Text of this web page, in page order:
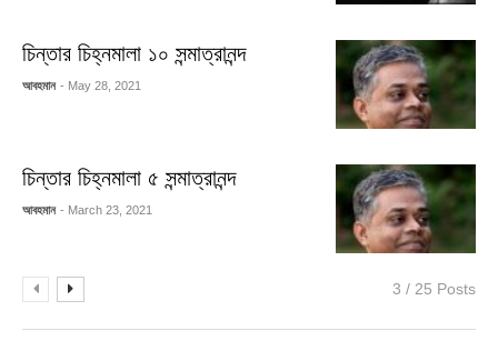
চিন্তার চিহ্নমালা ১০ সন্মাত্রানন্দ
আবহমান - May 28, 2021
চিন্তার চিহ্নমালা ৫ সন্মাত্রানন্দ
আবহমান - March 23, 2021
3 / 25 Posts